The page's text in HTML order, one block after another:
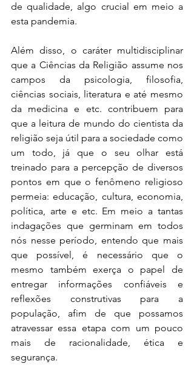
de qualidade, algo crucial em meio a
esta pandemia.
Além disso, o caráter multidisciplinar
que a Ciências da Religião assume nos
campos da psicologia, filosofia,
ciências sociais, literatura e até mesmo
da medicina e etc. contribuem para
que a leitura de mundo do cientista da
religião seja útil para a sociedade como
um todo, já que o seu olhar está
treinado para a percepção de diversos
pontos em que o fenômeno religioso
permeia: educação, cultura, economia,
política, arte e etc. Em meio a tantas
indagações que germinam em todos
nós nesse período, entendo que mais
que possível, é necessário que o
mesmo também exerça o papel de
entregar informações confiáveis e
reflexões construtivas para a
população, afim de que possamos
atravessar essa etapa com um pouco
mais de racionalidade, ética e
segurança.